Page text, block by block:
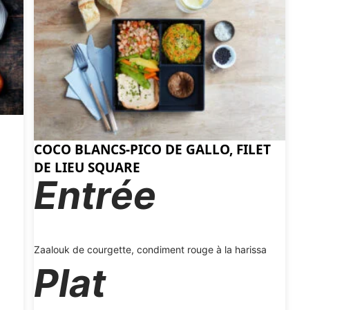
COCO BLANCS-PICO DE GALLO, FILET
DE LIEU SQUARE
Entrée
Zaalouk de courgette, condiment rouge à la harissa
Plat